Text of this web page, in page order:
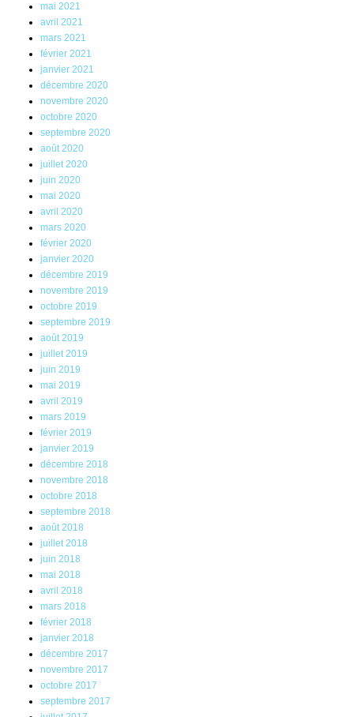
mai 2021
avril 2021
mars 2021
février 2021
janvier 2021
décembre 2020
novembre 2020
octobre 2020
septembre 2020
août 2020
juillet 2020
juin 2020
mai 2020
avril 2020
mars 2020
février 2020
janvier 2020
décembre 2019
novembre 2019
octobre 2019
septembre 2019
août 2019
juillet 2019
juin 2019
mai 2019
avril 2019
mars 2019
février 2019
janvier 2019
décembre 2018
novembre 2018
octobre 2018
septembre 2018
août 2018
juillet 2018
juin 2018
mai 2018
avril 2018
mars 2018
février 2018
janvier 2018
décembre 2017
novembre 2017
octobre 2017
septembre 2017